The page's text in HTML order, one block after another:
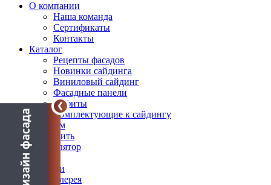
О компании
Наша команда
Сертификаты
Контакты
Каталог
Рецепты фасадов
Новинки сайдинга
Виниловый сайдинг
Фасадные панели
Софиты
Комплектующие к сайдингу
Дилерам
Где купить
Калькулятор
Блог
Новости
Фотогалерея